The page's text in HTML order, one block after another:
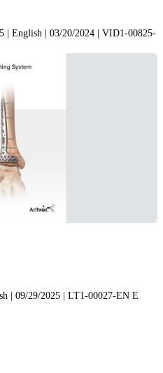
| English | 03/20/2024 | VID1-00825-
| 09/29/2025 | LT1-00027-EN E